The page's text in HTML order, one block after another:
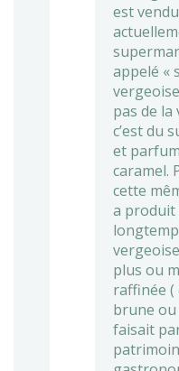
est vendu
appelé «
pas de la
c’est du
et
caramel.
cette
a
plus ou
raffinée (
brune
faisait